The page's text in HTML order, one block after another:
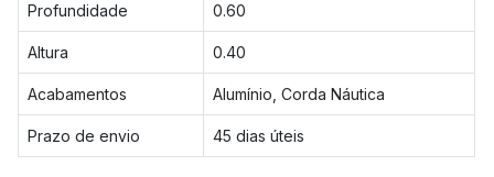
Profundidade 0.60
Altura 0.40
Acabamentos Alumínio, Corda Náutica
Prazo de envio 45 dias úteis